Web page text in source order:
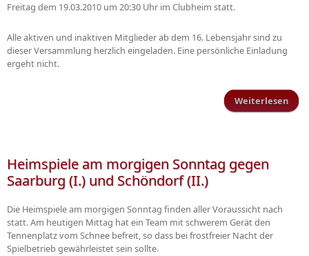
Freitag dem 19.03.2010 um 20:30 Uhr im Clubheim statt.
Alle aktiven und inaktiven Mitglieder ab dem 16. Lebensjahr sind zu
dieser Versammlung herzlich eingeladen. Eine persönliche Einladung
ergeht nicht.
Weiterlesen
Heimspiele am morgigen Sonntag gegen
Saarburg (I.) und Schöndorf (II.)
Die Heimspiele am morgigen Sonntag finden aller Voraussicht nach
statt. Am heutigen Mittag hat ein Team mit schwerem Gerät den
Tennenplatz vom Schnee befreit, so dass bei frostfreier Nacht der
Spielbetrieb gewährleistet sein sollte.